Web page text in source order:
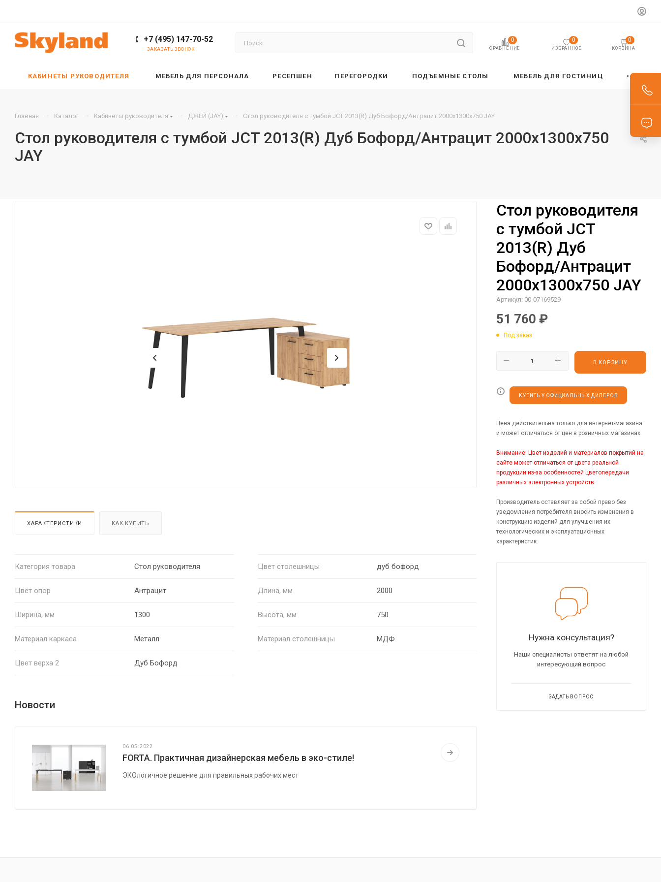
+7 (495) 147-70-52
ЗАКАЗАТЬ ЗВОНОК СРАВНЕНИЕ
0
ИЗБРАННОЕ
0
КОРЗИНА
0
КАБИНЕТЫ РУКОВОДИТЕЛЯ МЕБЕЛЬ ДЛЯ ПЕРСОНАЛА РЕСЕПШЕН ПЕРЕГОРОДКИ ПОДЪЕМНЫЕ СТОЛЫ МЕБЕЛЬ ДЛЯ ГОСТИНИЦ
Главная — Каталог — Кабинеты руководителя — ДЖЕЙ (JAY) — Стол руководителя с тумбой JCT 2013(R) Дуб Бофорд/Антрацит 2000х1300х750 JAY
Стол руководителя с тумбой JCT 2013(R) Дуб Бофорд/Антрацит 2000х1300х750
JAY
ХАРАКТЕРИСТИКИ КАК КУПИТЬ
Категория товара Стол руководителя Цвет столешницы дуб бофорд
Цвет опор Антрацит Длина, мм 2000
Ширина, мм 1300 Высота, мм 750
Материал каркаса Металл Материал столешницы МДФ
Цвет верха 2 Дуб Бофорд
Новости
06.05.2022
FORTA. Практичная дизайнерская мебель в эко-стиле!
ЭКОлогичное решение для правильных рабочих мест
Стол руководителя
с тумбой JCT
2013(R) Дуб
Бофорд/Антрацит
2000х1300х750 JAY
Артикул: 00-07169529
51 760 ₽
Под заказ
В КОРЗИНУ
КУПИТЬ У ОФИЦИАЛЬНЫХ ДИЛЕРОВ
Цена действительна только для интернет-магазина
и может отличаться от цен в розничных магазинах.
Внимание! Цвет изделий и материалов покрытий на
сайте может отличаться от цвета реальной
продукции из-за особенностей цветопередачи
различных электронных устройств.
Производитель оставляет за собой право без
уведомления потребителя вносить изменения в
конструкцию изделий для улучшения их
технологических и эксплуатационных
характеристик.
Нужна консультация?
Наши специалисты ответят на любой
интересующий вопрос
ЗАДАТЬ ВОПРОС